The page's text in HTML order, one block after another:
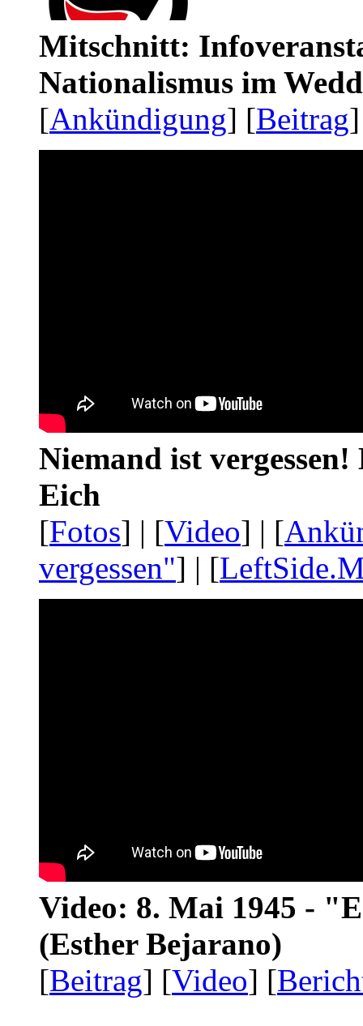
Mitschnitt:
Nationalismus im
[Ankündigung] [Beitrag
Niemand ist
Eich
[Fotos] | [Video] | [
vergessen"] | [
Video: 8. Mai 1945 -
(Esther Bejarano)
[Beitrag] [Video] [